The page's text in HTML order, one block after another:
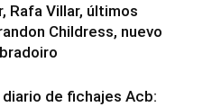
Rafa Villar, últimos
Childress, nuevo
de fichajes Acb: